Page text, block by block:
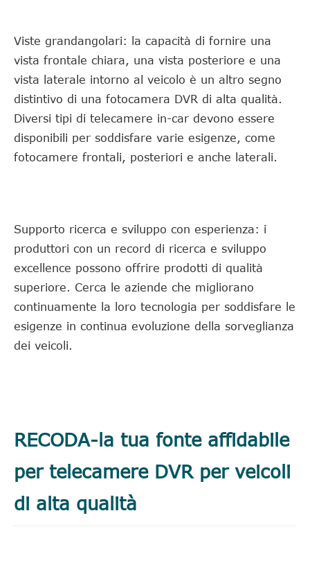
Viste grandangolari: la capacità di fornire una
vista frontale chiara, una vista posteriore e una
vista laterale intorno al veicolo è un altro segno
distintivo di una fotocamera DVR di alta qualità.
Diversi tipi di telecamere in-car devono essere
disponibili per soddisfare varie esigenze, come
fotocamere frontali, posteriori e anche laterali.
Supporto ricerca e sviluppo con esperienza: i
produttori con un record di ricerca e sviluppo
excellence possono offrire prodotti di qualità
superiore. Cerca le aziende che migliorano
continuamente la loro tecnologia per soddisfare le
esigenze in continua evoluzione della sorveglianza
dei veicoli.
RECODA-la tua fonte affidabile
per telecamere DVR per veicoli
di alta qualità